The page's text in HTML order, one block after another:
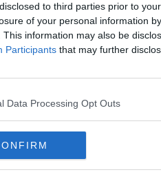
to third parties prior to
of your personal information
This information may also be
Participants that may further
Data Processing Opt Outs
dei beni
di pregio, altri 17 edifici e
dell'edificio principale. Ci sono
alla Regione Toscana che
in campo agricolo e forestale e
nelle giornate terse buca
olivo. Comprende anche un
a suo tempo dalla Sicilia, anche
visitano la fattoria scolastica.